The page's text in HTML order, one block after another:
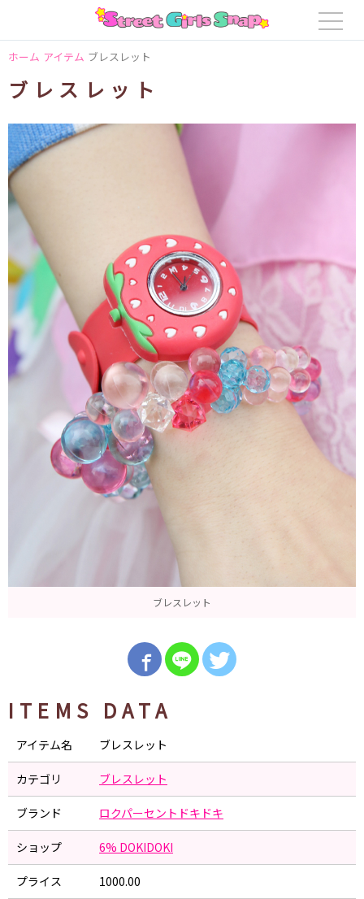
ホーム アイテム ブレスレット
ブレスレット
ブレスレット
ITEMS DATA
アイテム名 ブレスレット
カテゴリ ブレスレット
ブランド ロクパーセントドキドキ
ショップ 6% DOKIDOKI
プライス 1000.00